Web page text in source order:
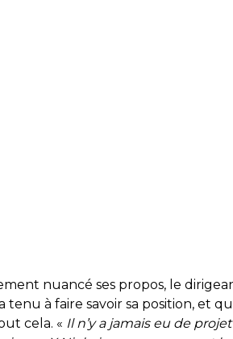
nuancé ses propos, le
tenu à faire savoir sa position, et
cela. « Il n’y a jamais eu de